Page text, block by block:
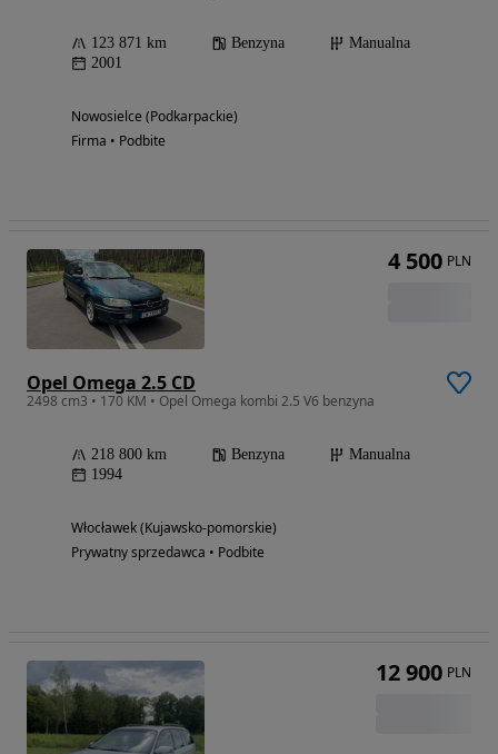
123 871 km Benzyna
Manualna
2001
Nowosielce (Podkarpackie)
Firma • Podbite
Opel Omega 2.5 CD
2498 cm3 • 170 KM • Opel Omega kombi 2.5 V6 benzyna
218 800 km Benzyna
Manualna
1994
Włocławek (Kujawsko-pomorskie)
Prywatny sprzedawca • Podbite
4 500 PLN
12 900 PLN